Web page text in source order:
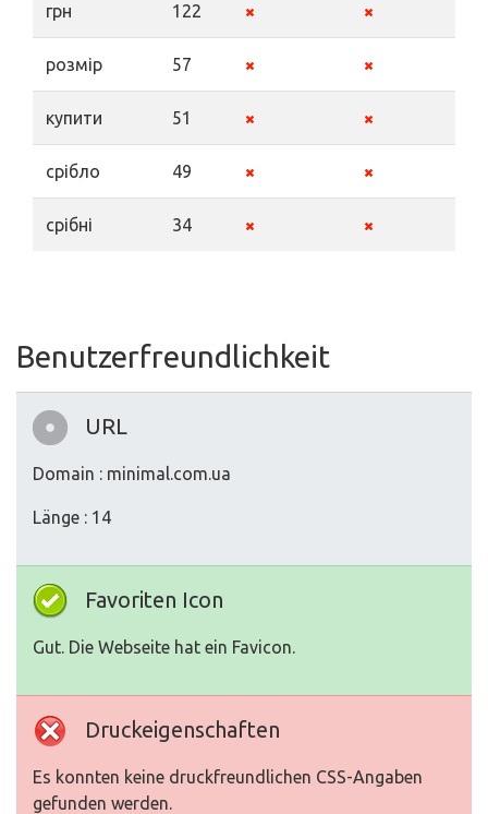
грн 122
розмір 57
купити 51
срібло 49
срібні 34
Benutzerfreundlichkeit
URL
Domain : minimal.com.ua
Länge : 14
Favoriten Icon
Gut. Die Webseite hat ein Favicon.
Druckeigenschaften
Es konnten keine druckfreundlichen CSS-Angaben
gefunden werden.